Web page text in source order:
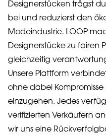
Designerstücken trägst
bei und reduzierst den
Modeindustrie. LOOP
Designerstücke zu fairen
gleichzeitig
Unsere Plattform
ohne dabei Kompromisse
einzugehen. Jedes
verifizierten Verkäufern
wir uns eine